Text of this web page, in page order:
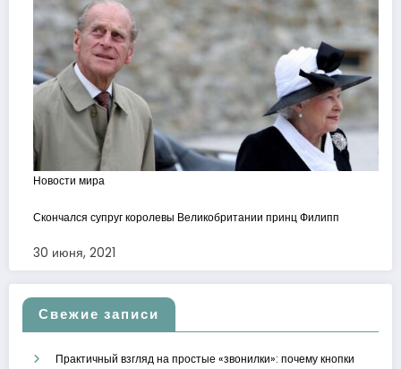
Новости мира
Скончался супруг королевы Великобритании принц Филипп
30 июня, 2021
Свежие записи
Практичный взгляд на простые «звонилки»: почему кнопки